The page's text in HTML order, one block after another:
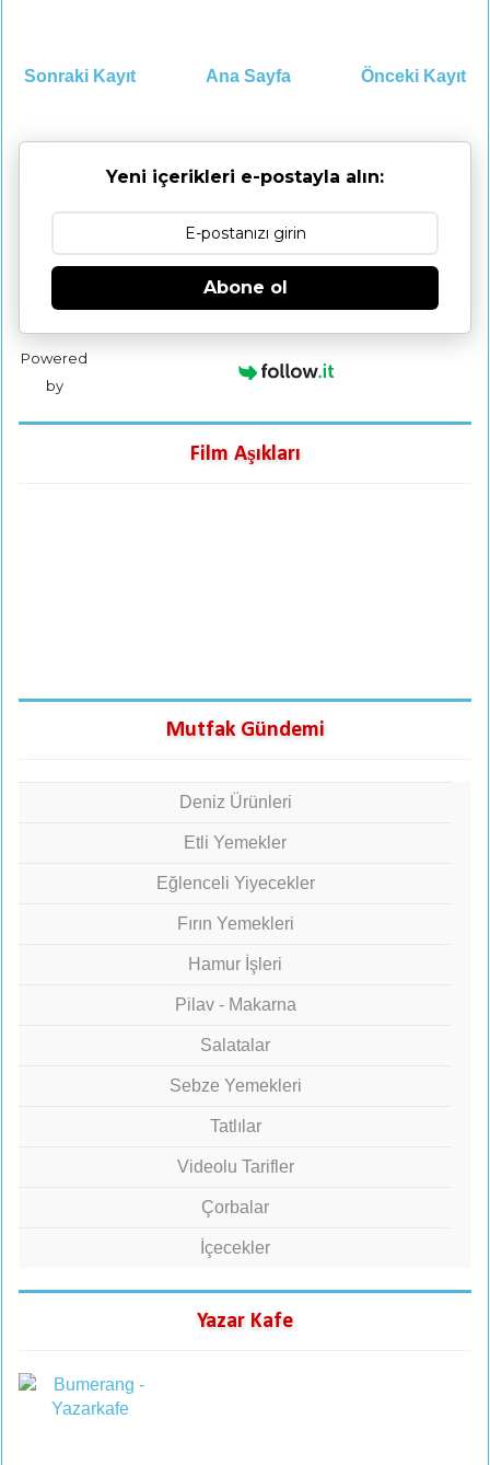
Sonraki Kayıt Önceki Kayıt
Ana Sayfa
Yeni içerikleri e-postayla alın:
Abone ol
Powered
by
Film Aşıkları
Mutfak Gündemi
Deniz Ürünleri
Etli Yemekler
Eğlenceli Yiyecekler
Fırın Yemekleri
Hamur İşleri
Pilav - Makarna
Salatalar
Sebze Yemekleri
Tatlılar
Videolu Tarifler
Çorbalar
İçecekler
Yazar Kafe